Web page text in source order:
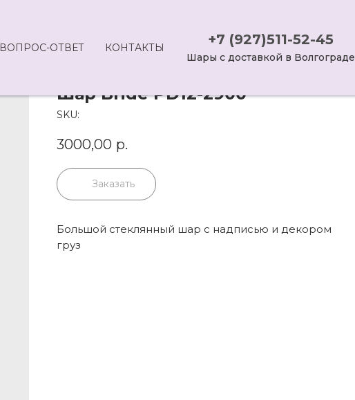
ВОПРОС-ОТВЕТ КОНТАКТЫ +7 (927)511-52-45
Шары с доставкой в Волгограде
Шар Bride PD12-2900
SKU:
3000,00 р.
Заказать
Большой стеклянный шар с надписью и декором
груз